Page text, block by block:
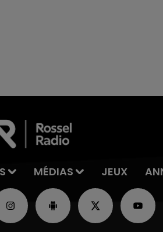
MÉDIAS JEUX